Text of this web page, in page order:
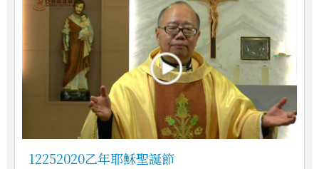
12252020乙年耶穌聖誕節